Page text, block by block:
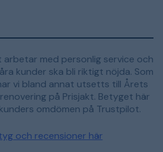
arbetar med personlig service och
kunder ska bli riktigt nöjda. Som
vi bland annat utsetts till Årets
på Prisjakt. Betyget här
omdömen på Trustpilot.
och recensioner här